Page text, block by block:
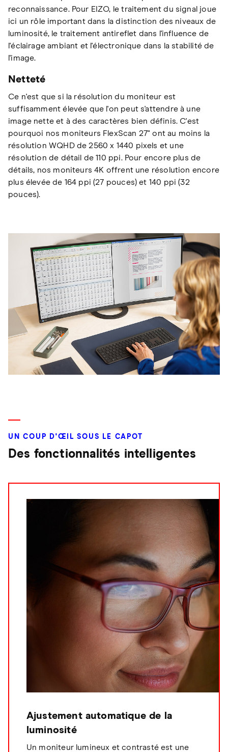
reconnaissance. Pour EIZO, le traitement du signal joue
ici un rôle important dans la distinction des niveaux de
luminosité, le traitement antireflet dans l'influence de
l'éclairage ambiant et l'électronique dans la stabilité de
l'image.
Netteté
Ce n'est que si la résolution du moniteur est
suffisamment élevée que l'on peut s'attendre à une
image nette et à des caractères bien définis. C'est
pourquoi nos moniteurs FlexScan 27" ont au moins la
résolution WQHD de 2560 x 1440 pixels et une
résolution de détail de 110 ppi. Pour encore plus de
détails, nos moniteurs 4K offrent une résolution encore
plus élevée de 164 ppi (27 pouces) et 140 ppi (32
pouces).
UN COUP D'ŒIL SOUS LE CAPOT
Des fonctionnalités intelligentes
Ajustement automatique de la
luminosité
Un moniteur lumineux et contrasté est une